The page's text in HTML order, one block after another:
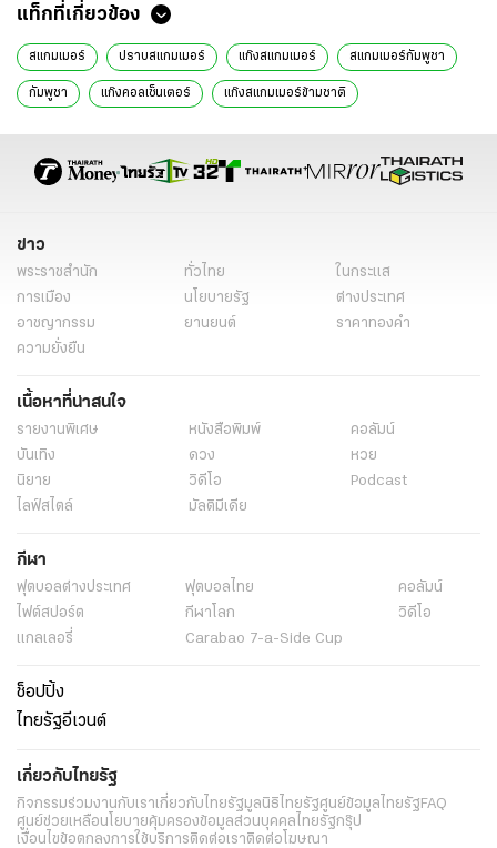
แท็กที่เกี่ยวข้อง
สแกมเมอร์ ปราบสแกมเมอร์ แก๊งสแกมเมอร์ สแกมเมอร์กัมพูชา
กัมพูชา แก๊งคอลเซ็นเตอร์ แก๊งสแกมเมอร์ข้ามชาติ
สแกมเมอร์ cambodia บิ๊กก้อง จิรภพ ภูริเดช
ไทยรัฐฉบับพิมพ์
ข่าว
พระราชสำนัก ทั่วไทย
ในกระแส
การเมือง
นโยบายรัฐ
ต่างประเทศ
อาชญากรรม
ยานยนต์
ราคาทองคำ
ความยั่งยืน
เนื้อหาที่น่าสนใจ
รายงานพิเศษ หนังสือพิมพ์
คอลัมน์
บันเทิง
ดวง
หวย
นิยาย
วิดีโอ
Podcast
ไลฟ์สไตล์
มัลติมีเดีย
กีฬา
ฟุตบอลต่่างประเทศ ฟุตบอลไทย
คอลัมน์
ไฟต์สปอร์ต
กีฬาโลก
วิดีโอ
แกลเลอรี่
Carabao 7-a-Side Cup
ช็อปปิ้ง
ไทยรัฐอีเวนต์
เกี่ยวกับไทยรัฐ
กิจกรรมร่วมงานกับเราเกี่ยวกับไทยรัฐมูลนิธิไทยรัฐศูนย์ข้อมูลไทยรัฐFAQ
ศูนย์ช่วยเหลือนโยบายคุ้มครองข้อมูลส่วนบุคคลไทยรัฐกรุ๊ป
เงื่อนไขข้อตกลงการใช้บริการติดต่อเราติดต่อโฆษณา